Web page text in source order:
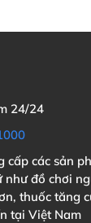
24/24
cấp các sản
như đồ chơi
thuốc tăng
tại Việt Nam